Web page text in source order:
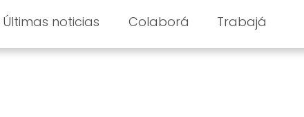
Últimas noticias Colaborá Trabajá